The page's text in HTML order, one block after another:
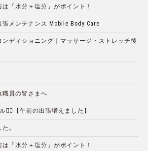
「水分＋塩分」がポイント！
メンテナンス Mobile Body Care
ディショニング｜マッサージ・ストレッチ後
職員の皆さまへ
🏄‍♂️【午前の出張増えました】
。
「水分＋塩分」がポイント！